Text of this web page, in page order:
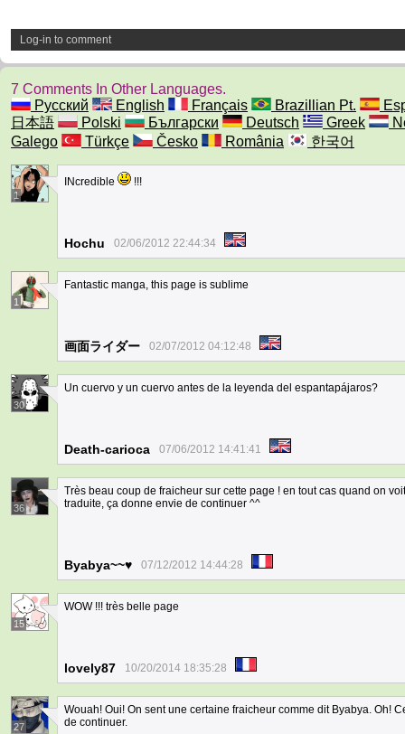
Log-in to comment
7 Comments In Other Languages.
Русский
English Français Brazillian Pt.
日本語
Polski Български Deutsch Greek
Galego
Türkçe Česko România 한국어
1
INcredible !!!
Hochu 02/06/2012 22:44:34
1
Fantastic manga, this page is sublime
画面ライダー 02/07/2012 04:12:48
30
Un cuervo y un cuervo antes de la leyenda del espantapájaros?
Death-carioca 07/06/2012 14:41:41
36
Très beau coup de fraicheur sur cette page ! en tout cas quand on
traduite, ça donne envie de continuer ^^
Byabya~~♥ 07/12/2012 14:44:28
15
WOW !!! très belle page
lovely87 10/20/2014 18:35:28
27
Wouah! Oui! On sent une certaine fraicheur comme dit Byabya. Oh!
de continuer.